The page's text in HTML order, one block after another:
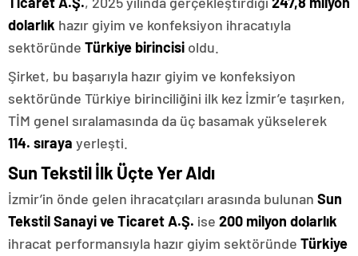
dolarlık hazır giyim ve konfeksiyon ihracatıyla
sektöründe Türkiye birincisi oldu.
Şirket, bu başarıyla hazır giyim ve konfeksiyon
sektöründe Türkiye birinciliğini ilk kez İzmir’e taşırken,
TİM genel sıralamasında da üç basamak yükselerek
114. sıraya yerleşti.
Sun Tekstil İlk Üçte Yer Aldı
İzmir’in önde gelen ihracatçıları arasında bulunan Sun
Tekstil Sanayi ve Ticaret A.Ş. ise 200 milyon dolarlık
ihracat performansıyla hazır giyim sektöründe Türkiye